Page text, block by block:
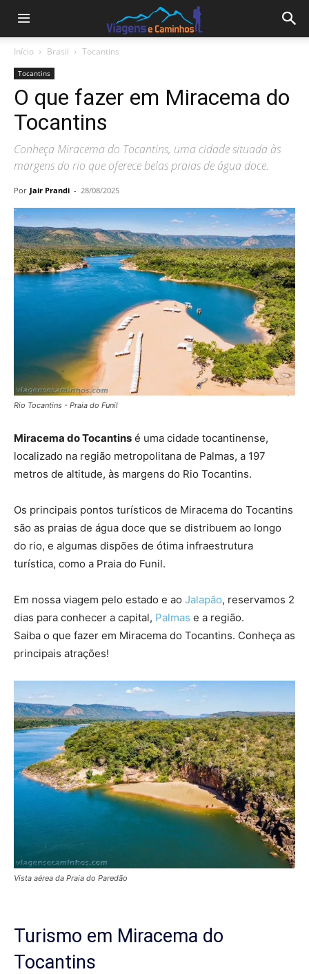
Início Brasil Tocantins
Tocantins
O que fazer em Miracema do
Tocantins
Conheça Miracema do Tocantins, uma cidade situada às
margens do rio que oferece belas praias de água doce.
Por Jair Prandi - 28/08/2025
Rio Tocantins - Praia do Funil
Miracema do Tocantins é uma cidade tocantinense,
localizado na região metropolitana de Palmas, a 197
metros de altitude, às margens do Rio Tocantins.
Os principais pontos turísticos de Miracema do Tocantins
são as praias de água doce que se distribuem ao longo
do rio, e algumas dispões de ótima infraestrutura
turística, como a Praia do Funil.
Em nossa viagem pelo estado e ao Jalapão, reservamos 2
dias para conhecer a capital, Palmas e a região.
Saiba o que fazer em Miracema do Tocantins. Conheça as
principais atrações!
Vista aérea da Praia do Paredão
Turismo em Miracema do
Tocantins